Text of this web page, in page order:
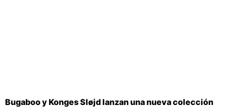
Bugaboo y Konges Sløjd lanzan una nueva colección